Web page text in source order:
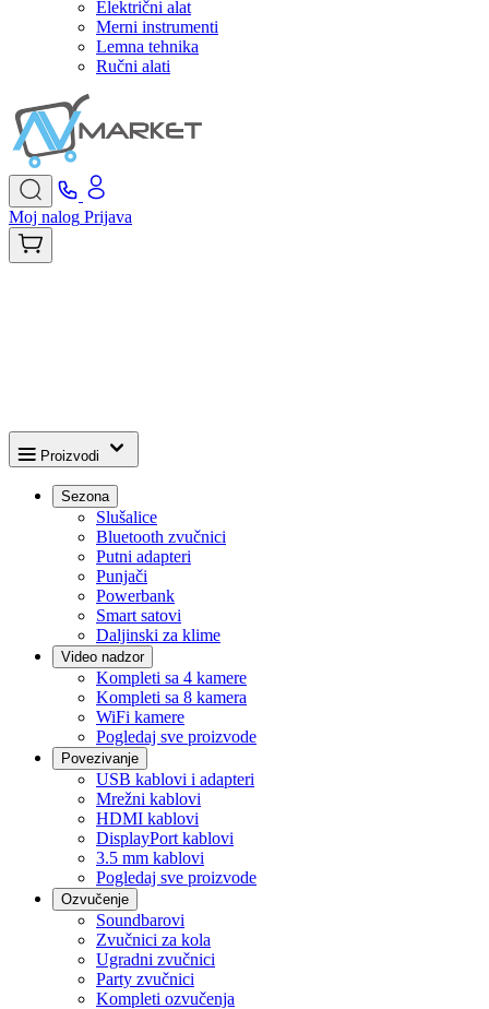
Električni alat
Merni instrumenti
Lemna tehnika
Ručni alati
Moj nalog Prijava
Proizvodi
Sezona
Slušalice
Bluetooth zvučnici
Putni adapteri
Punjači
Powerbank
Smart satovi
Daljinski za klime
Video nadzor
Kompleti sa 4 kamere
Kompleti sa 8 kamera
WiFi kamere
Pogledaj sve proizvode
Povezivanje
USB kablovi i adapteri
Mrežni kablovi
HDMI kablovi
DisplayPort kablovi
3.5 mm kablovi
Pogledaj sve proizvode
Ozvučenje
Soundbarovi
Zvučnici za kola
Ugradni zvučnici
Party zvučnici
Kompleti ozvučenja